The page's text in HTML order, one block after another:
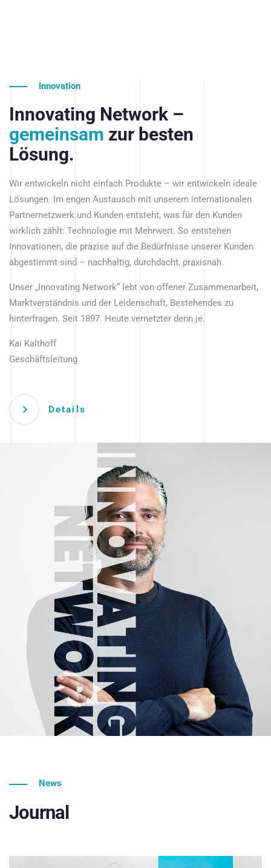
Innovation
Innovating Network –
gemeinsam zur besten
Lösung.
Wir entwickeln nicht einfach Produkte – wir entwickeln ideale
Lösungen. Im engen Austausch mit unserem internationalen
Partnernetzwerk und Kunden entsteht, was für den Kunden
wirklich zählt: Technologie mit Mehrwert. So entstehen
Innovationen, die präzise auf die Bedürfnisse unserer Kunden
abgestimmt sind – nachhaltig, durchdacht, praxisnah.
Unser „Innovating Network“ lebt von offener Zusammenarbeit,
Marktverständnis und der Leidenschaft, Bestehendes zu
hinterfragen. Seit 1897. Heute vernetzter denn je.
Kai Kalthoff
Geschäftsleitung
Details
News
Journal